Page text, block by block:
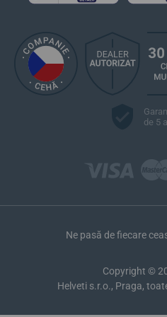
de 5
Ne pasă de fiecare
Copyright ©
Helveti s.r.o., Praga,